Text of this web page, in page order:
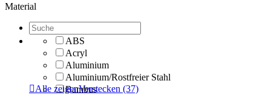
Material
ABS
Acryl
Aluminium
Aluminium/Rostfreier Stahl
Bambus
Alle zeigenVerstecken (37)